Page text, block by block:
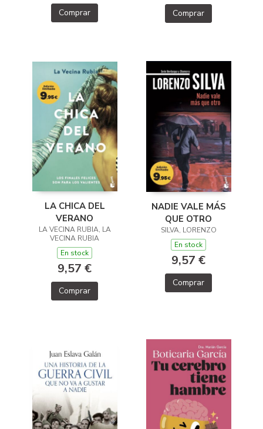
Comprar Comprar
LA CHICA DEL
VERANO
LA VECINA RUBIA, LA
VECINA RUBIA
En stock
9,57 €
Comprar
NADIE VALE MÁS
QUE OTRO
SILVA, LORENZO
En stock
9,57 €
Comprar